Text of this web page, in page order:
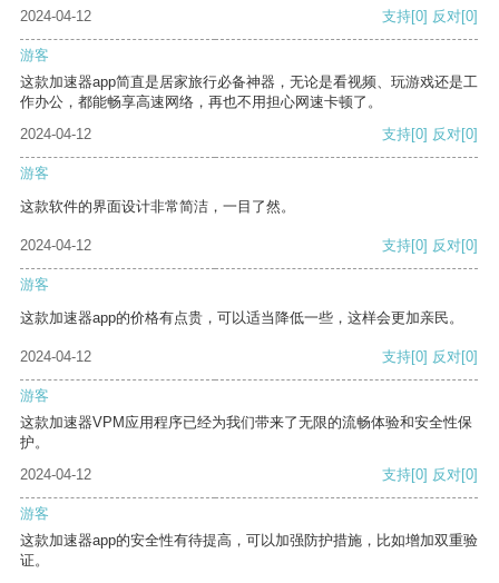
2024-04-12
支持[0] 反对[0]
游客
这款加速器app简直是居家旅行必备神器，无论是看视频、玩游戏还是工
作办公，都能畅享高速网络，再也不用担心网速卡顿了。
2024-04-12
支持[0] 反对[0]
游客
这款软件的界面设计非常简洁，一目了然。
2024-04-12 支持[0] 反对[0]
游客
这款加速器app的价格有点贵，可以适当降低一些，这样会更加亲民。
2024-04-12 支持[0] 反对[0]
游客
这款加速器VPM应用程序已经为我们带来了无限的流畅体验和安全性保
护。
2024-04-12
支持[0] 反对[0]
游客
这款加速器app的安全性有待提高，可以加强防护措施，比如增加双重验
证。